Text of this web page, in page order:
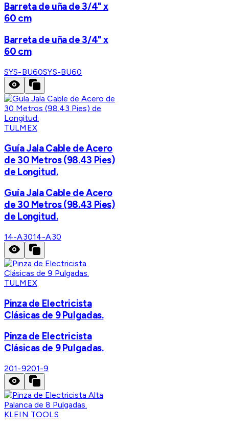
Barreta de uña de 3/4" x
60 cm
Barreta de uña de 3/4" x
60 cm
SYS-BU60SYS-BU60
TULMEX
Guía Jala Cable de Acero
de 30 Metros (98.43 Pies)
de Longitud.
Guía Jala Cable de Acero
de 30 Metros (98.43 Pies)
de Longitud.
14-A3014-A30
TULMEX
Pinza de Electricista
Clásicas de 9 Pulgadas.
Pinza de Electricista
Clásicas de 9 Pulgadas.
201-9201-9
KLEIN TOOLS